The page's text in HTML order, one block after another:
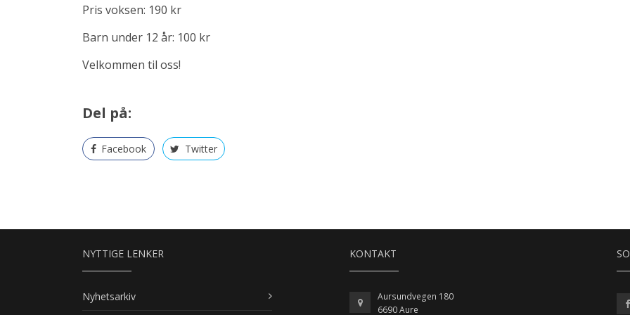
Pris voksen: 190 kr
Barn under 12 år: 100 kr
Velkommen til oss!
Del på:
Facebook Twitter
NYTTIGE LENKER
Nyhetsarkiv
KONTAKT
Aursundvegen 180
6690 Aure